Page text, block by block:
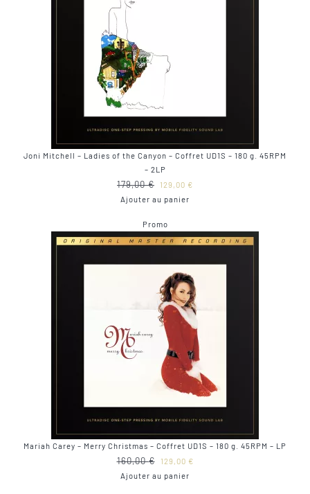
Joni Mitchell – Ladies of the Canyon – Coffret UD1S – 180 g. 45RPM
– 2LP
179,00€
Le
prix
était :
179,00 €.
129,00 €
129,00 €.
Ajouter au panier
PromoProduit
en
Mariah Carey – Merry Christmas – Coffret UD1S – 180 g. 45RPM – LP
160,00€
Le
prix
129,00 €Le
Ajouter au panier